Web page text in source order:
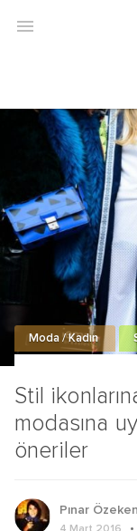

Stil
modasına
öneriler
Moda / Kadın
Pınar